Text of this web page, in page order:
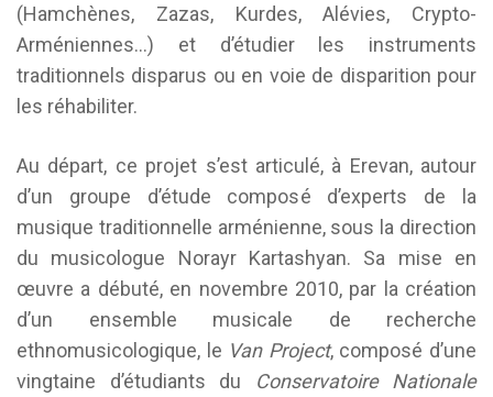
(Hamchènes, Zazas, Kurdes, Alévies, Crypto-
Arméniennes…) et d’étudier les instruments
traditionnels disparus ou en voie de disparition pour
les réhabiliter.
Au départ, ce projet s’est articulé, à Erevan, autour
d’un groupe d’étude composé d’experts de la
musique traditionnelle arménienne, sous la direction
du musicologue Norayr Kartashyan. Sa mise en
œuvre a débuté, en novembre 2010, par la création
d’un ensemble musicale de recherche
ethnomusicologique, le Van Project, composé d’une
vingtaine d’étudiants du
Conservatoire Nationale